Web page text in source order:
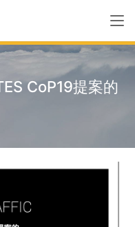
CoP19提案的